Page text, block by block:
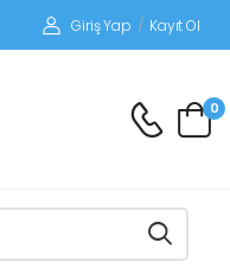
siparişleriniz alıcı
Giriş Yap / Kayıt Ol
0